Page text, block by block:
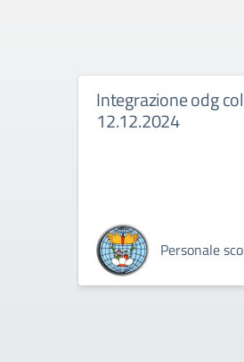
Integrazione odg
12.12.2024
Personale